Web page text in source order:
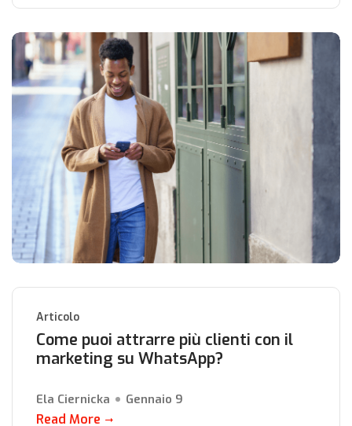
Articolo
Come puoi attrarre più clienti con il
marketing su WhatsApp?
Ela Ciernicka Gennaio 9
Read More